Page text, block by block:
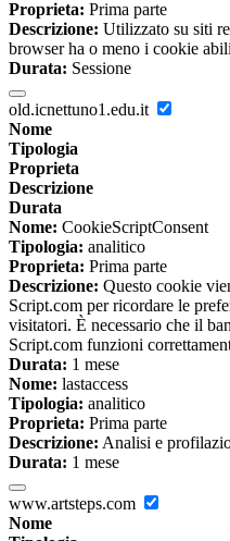
Proprieta: Prima parte
Descrizione: Utilizzato su siti
browser ha o meno i cookie
Durata: Sessione
old.icnettuno1.edu.it
Nome
Tipologia
Proprieta
Descrizione
Durata
Nome: CookieScriptConsent
Tipologia: analitico
Proprieta: Prima parte
Descrizione: Questo cookie
Script.com per ricordare le
visitatori. È necessario che il
Script.com funzioni
Durata: 1 mese
Nome: lastaccess
Tipologia: analitico
Proprieta: Prima parte
Descrizione: Analisi e
Durata: 1 mese
www.artsteps.com
Nome